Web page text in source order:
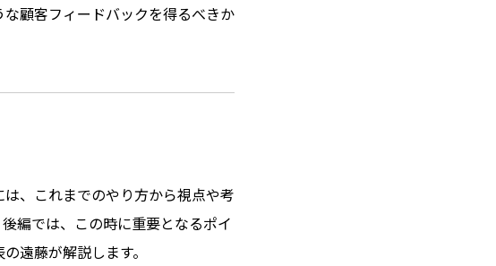
顧客フィードバックを得るべきか
、これまでのやり方から視点や考
編では、この時に重要となるポイ
遠藤が解説します。